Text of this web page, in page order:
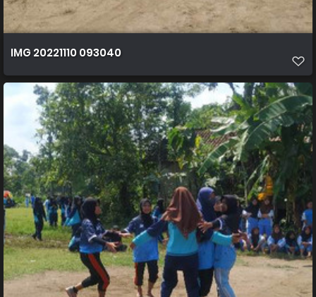
IMG 20221110 093040